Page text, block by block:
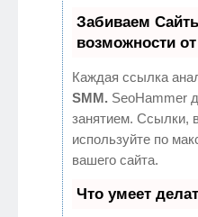
Забиваем
возможности
Каждая ссылка
SMM. SeoHammer
занятием. Ссылки,
используйте по
вашего сайта.
Что умеет